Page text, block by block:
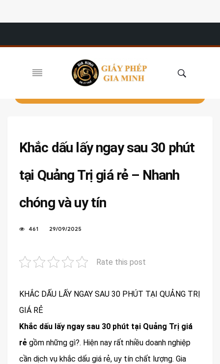
Khắc dấu lấy ngay sau 30 phút
tại Quảng Trị giá rẻ – Nhanh
chóng và uy tín
461 29/09/2025
Rate this post
KHẮC DẤU LẤY NGAY SAU 30 PHÚT TẠI QUẢNG TRỊ
GIÁ RẺ
Khắc dấu lấy ngay sau 30 phút tại Quảng Trị giá
rẻ gồm những gì?. Hiện nay rất nhiều doanh nghiệp
cần dịch vụ khắc dấu giá rẻ, uy tín chất lượng. Gia